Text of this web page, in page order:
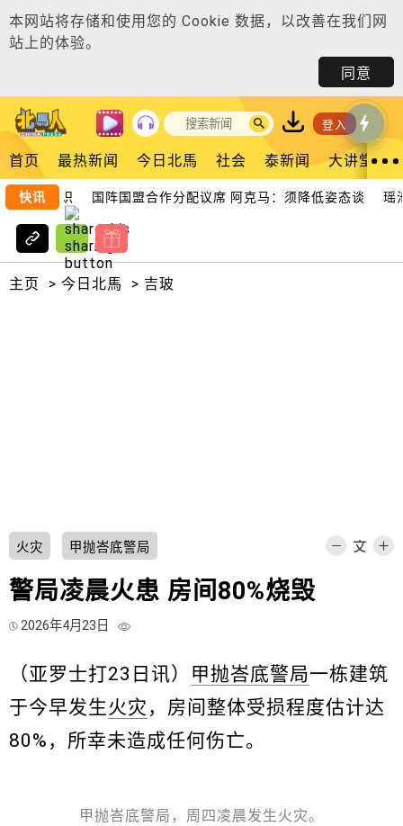
本网站将存储和使用您的 Cookie 数据，以改善在我们网
站上的体验。
同意
登入
首页 最热新闻 今日北馬 社会 泰新闻 大讲堂
快讯
握知识 国阵国盟合作分配议席 阿克马：须降低姿态谈 瑶
主页 > 今日北馬 > 吉玻
火灾 甲抛峇底警局
警局凌晨火患 房间80%烧毁
2026年4月23日
（亚罗士打23日讯） 甲抛峇底警局一栋建筑
于今早发生 火灾 ，房间整体受损程度估计达
80%，所幸未造成任何伤亡。
甲抛峇底警局，周四凌晨发生火灾。